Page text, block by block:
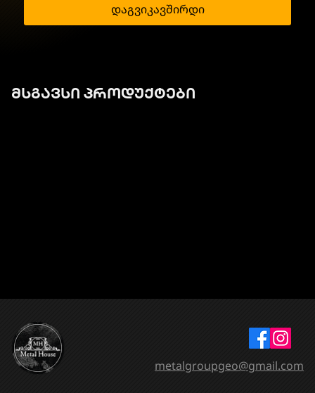
დაგვიკავშირდი
მსგავსი პროდუქტები
metalgroupgeo@gmail.com